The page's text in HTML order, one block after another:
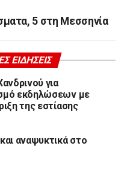
5 στη Μεσσηνία
ΕΙΔΉΣΕΙΣ
για
εκδηλώσεων με
της εστίασης
αναψυκτικά στο